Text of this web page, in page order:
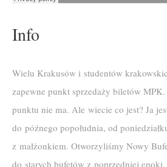
Info
Wielu Krakusów i studentów
zapewne punkt sprzedaży biletów
punktu nie ma. Ale wiecie co jest? Ja
do późnego popołudnia, od
z małżonkiem. Otworzyliśmy Nowy
do starych bufetów z poprzedniej